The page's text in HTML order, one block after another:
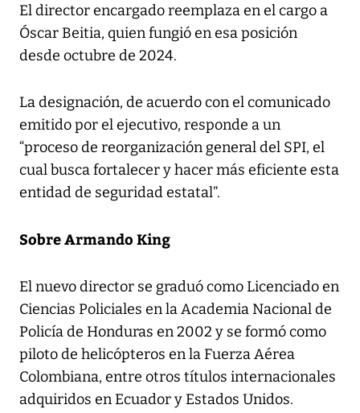
El director encargado reemplaza en el cargo a
Óscar Beitia, quien fungió en esa posición
desde octubre de 2024.
La designación, de acuerdo con el comunicado
emitido por el ejecutivo, responde a un
“proceso de reorganización general del SPI, el
cual busca fortalecer y hacer más eficiente esta
entidad de seguridad estatal”.
Sobre Armando King
El nuevo director se graduó como Licenciado en
Ciencias Policiales en la Academia Nacional de
Policía de Honduras en 2002 y se formó como
piloto de helicópteros en la Fuerza Aérea
Colombiana, entre otros títulos internacionales
adquiridos en Ecuador y Estados Unidos.